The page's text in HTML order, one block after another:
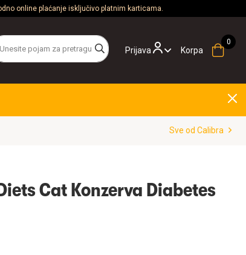
online plaćanje isključivo platnim karticama.
Prijava Korpa
Sve od Calibra
Cat Konzerva Diabetes